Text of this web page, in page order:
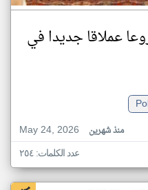
عملاقا جديدا في
May 24, 2026
منذ شهرين
عدد الكلمات: ٢٥٤